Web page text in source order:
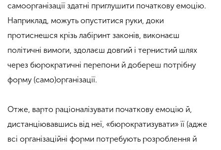
самоорганізації здатні приглушити початкову емоцію.
Наприклад, можуть опуститися руки, доки
протиснешся крізь лабіринт законів, виконаєш
політичні вимоги, здолаєш довгий і тернистий шлях
через бюрократичні перепони й добереш потрібну
форму (само)організації.
Отже, варто раціоналізувати початкову емоцію й,
дистанціювавшись від неї, «бюрократизувати» її (адже
всі організаційні форми потребують розроблення й